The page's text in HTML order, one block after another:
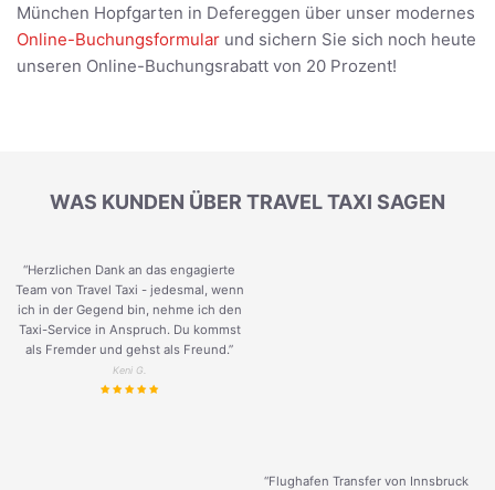
München Hopfgarten in Defereggen über unser modernes
Online-Buchungsformular und sichern Sie sich noch heute
unseren Online-Buchungsrabatt von 20 Prozent!
WAS KUNDEN ÜBER TRAVEL TAXI SAGEN
“Herzlichen Dank an das engagierte
Team von Travel Taxi - jedesmal, wenn
ich in der Gegend bin, nehme ich den
Taxi-Service in Anspruch. Du kommst
als Fremder und gehst als Freund.”
Keni G.
“Flughafen Transfer von Innsbruck